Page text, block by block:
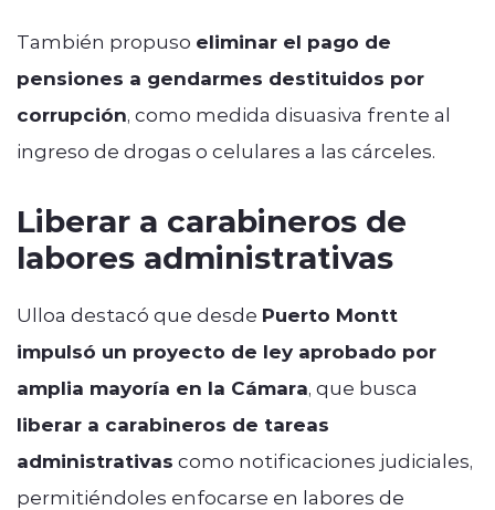
También propuso eliminar el pago de
pensiones a gendarmes destituidos por
corrupción, como medida disuasiva frente al
ingreso de drogas o celulares a las cárceles.
Liberar a carabineros de
labores administrativas
Ulloa destacó que desde Puerto Montt
impulsó un proyecto de ley aprobado por
amplia mayoría en la Cámara, que busca
liberar a carabineros de tareas
administrativas como notificaciones judiciales,
permitiéndoles enfocarse en labores de